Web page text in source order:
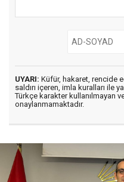
UYARI: Küfür, hakaret, rencide
saldırı içeren, imla kuralları ile
Türkçe karakter kullanılmayan
onaylanmamaktadır.